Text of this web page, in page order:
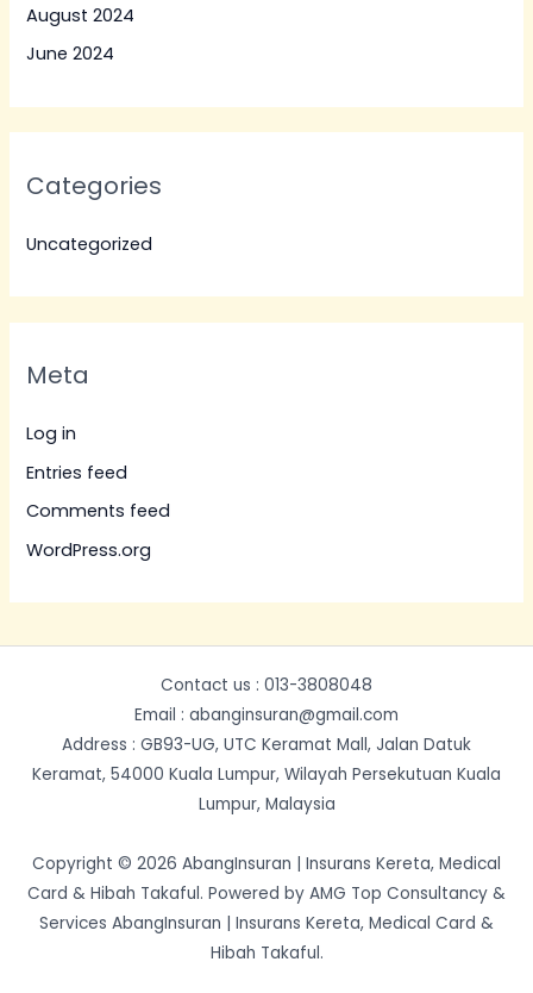
August 2024
June 2024
Categories
Uncategorized
Meta
Log in
Entries feed
Comments feed
WordPress.org
Contact us : 013-3808048
Email : abanginsuran@gmail.com
Address : GB93-UG, UTC Keramat Mall, Jalan Datuk
Keramat, 54000 Kuala Lumpur, Wilayah Persekutuan Kuala
Lumpur, Malaysia
Copyright © 2026 AbangInsuran | Insurans Kereta, Medical
Card & Hibah Takaful. Powered by AMG Top Consultancy &
Services AbangInsuran | Insurans Kereta, Medical Card &
Hibah Takaful.